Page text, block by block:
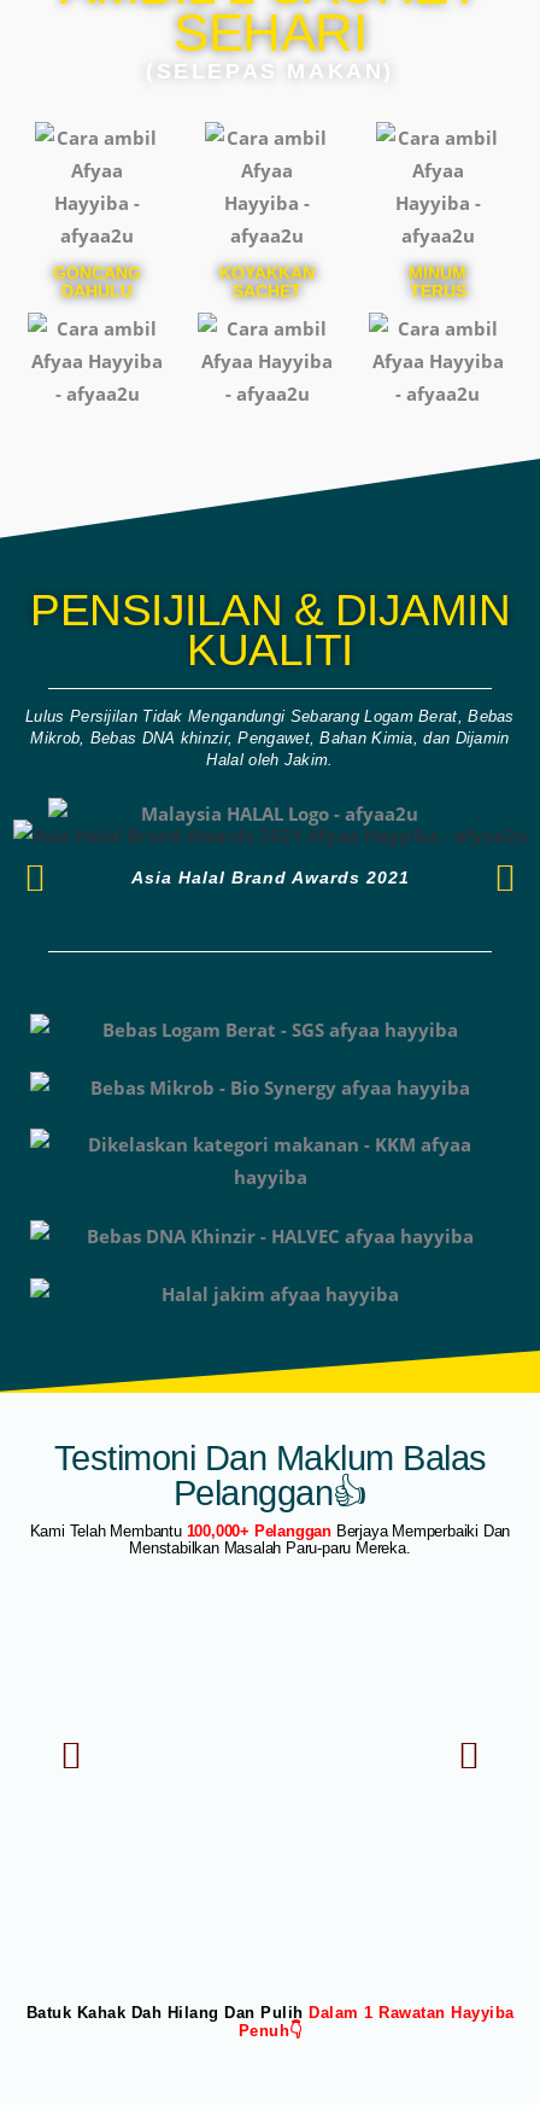
SEHARI
(SELEPAS MAKAN)
GONCANG
DAHULU
KOYAKKAN
SACHET
MINUM
TERUS
PENSIJILAN & DIJAMIN
KUALITI
Lulus Persijilan Tidak Mengandungi Sebarang Logam Berat, Bebas
Mikrob, Bebas DNA khinzir, Pengawet, Bahan Kimia, dan Dijamin
Halal oleh Jakim.
Asia Halal Brand Awards 2021
Testimoni Dan Maklum Balas
Pelanggan👍
Kami Telah Membantu 100,000+ Pelanggan Berjaya Memperbaiki Dan
Menstabilkan Masalah Paru-paru Mereka.
Batuk Kahak Dah Hilang Dan Pulih Dalam 1 Rawatan Hayyiba
Penuh👇